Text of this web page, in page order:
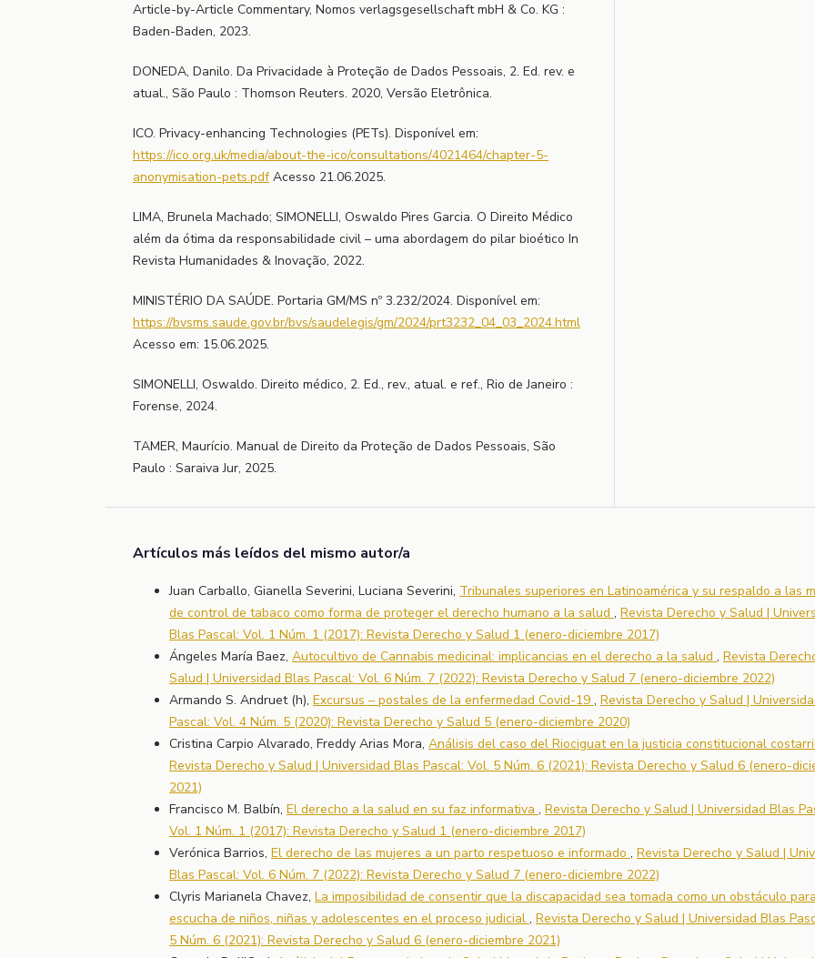
Article-by-Article Commentary, Nomos verlagsgesellschaft mbH & Co. KG :
Baden-Baden, 2023.
DONEDA, Danilo. Da Privacidade à Proteção de Dados Pessoais, 2. Ed. rev. e
atual., São Paulo : Thomson Reuters. 2020, Versão Eletrônica.
ICO. Privacy-enhancing Technologies (PETs). Disponível em:
https://ico.org.uk/media/about-the-ico/consultations/4021464/chapter-5-
anonymisation-pets.pdfAcesso 21.06.2025.
LIMA, Brunela Machado; SIMONELLI, Oswaldo Pires Garcia. O Direito Médico
além da ótima da responsabilidade civil – uma abordagem do pilar bioético In
Revista Humanidades & Inovação, 2022.
MINISTÉRIO DA SAÚDE. Portaria GM/MS nº 3.232/2024. Disponível em:
https://bvsms.saude.gov.br/bvs/saudelegis/gm/2024/prt3232_04_03_2024.html
Acesso em: 15.06.2025.
SIMONELLI, Oswaldo. Direito médico, 2. Ed., rev., atual. e ref., Rio de Janeiro :
Forense, 2024.
TAMER, Maurício. Manual de Direito da Proteção de Dados Pessoais, São
Paulo : Saraiva Jur, 2025.
Artículos más leídos del mismo autor/a
Juan Carballo, Gianella Severini, Luciana Severini, Tribunales superiores en Latinoamérica y su respaldo a las
de control de tabaco como forma de proteger el derecho humano a la salud , Revista Derecho y Salud |
Blas Pascal: Vol. 1 Núm. 1 (2017): Revista Derecho y Salud 1 (enero-diciembre 2017)
Ángeles María Baez, Autocultivo de Cannabis medicinal: implicancias en el derecho a la salud , Revista
Salud | Universidad Blas Pascal: Vol. 6 Núm. 7 (2022): Revista Derecho y Salud 7 (enero-diciembre 2022)
Armando S. Andruet (h), Excursus – postales de la enfermedad Covid-19 , Revista Derecho y Salud |
Pascal: Vol. 4 Núm. 5 (2020): Revista Derecho y Salud 5 (enero-diciembre 2020)
Cristina Carpio Alvarado, Freddy Arias Mora, Análisis del caso del Riociguat en la justicia constitucional
Revista Derecho y Salud | Universidad Blas Pascal: Vol. 5 Núm. 6 (2021): Revista Derecho y Salud 6 (enero-
2021)
Francisco M. Balbín, El derecho a la salud en su faz informativa , Revista Derecho y Salud | Universidad Blas
Vol. 1 Núm. 1 (2017): Revista Derecho y Salud 1 (enero-diciembre 2017)
Verónica Barrios, El derecho de las mujeres a un parto respetuoso e informado , Revista Derecho y Salud |
Blas Pascal: Vol. 6 Núm. 7 (2022): Revista Derecho y Salud 7 (enero-diciembre 2022)
Clyris Marianela Chavez, La imposibilidad de consentir que la discapacidad sea tomada como un obstáculo
escucha de niños, niñas y adolescentes en el proceso judicial , Revista Derecho y Salud | Universidad Blas
5 Núm. 6 (2021): Revista Derecho y Salud 6 (enero-diciembre 2021)